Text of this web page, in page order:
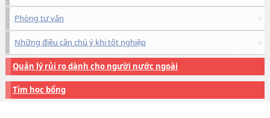
Phòng tư vấn
Những điều cần chú ý khi tốt nghiệp
Quản lý rủi ro dành cho người nước ngoài
Tìm học bổng